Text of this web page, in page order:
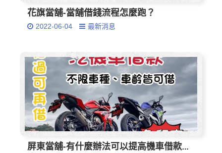
花旗當舖-當舖借錢流程怎麼跑？
2022-06-04 最新消息
屏東當舖-有什麼辦法可以提高機車借款額